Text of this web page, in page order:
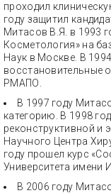
проходил
году защитил
Митасов В.Я. в 1993
Косметология» на
Наук в Москве. В
восстановительные
РМАПО.
В 1997 году
категорию. В 1998
реконструктивной и
Научного Центра
году прошел курс
Университета имени
В 2006 году